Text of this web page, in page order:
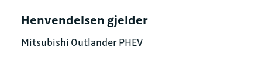
Henvendelsen gjelder